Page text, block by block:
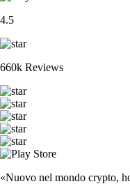
4.5
660k Reviews
«Nuovo nel mondo crypto,